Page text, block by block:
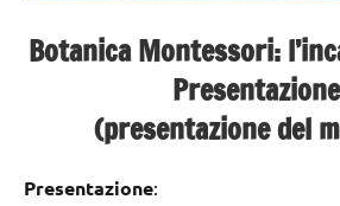
Botanica Montessori:
(presentazione del
Presentazione: